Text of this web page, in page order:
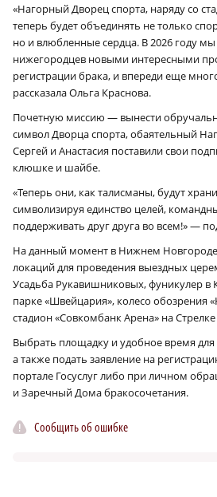
«Нагорный Дворец спорта, наряду со
теперь будет объединять не только
но и влюбленные сердца. В 2026 году
нижегородцев новыми интересными
регистрации брака, и впереди еще
рассказала Ольга Краснова.
Почетную миссию — вынести
символ Дворца спорта, обаятельный
Сергей и Анастасия поставили свои
клюшке и шайбе.
«Теперь они, как талисманы, будут
символизируя единство целей,
поддерживать друг друга во всем!» —
На данный момент в Нижнем
локаций для проведения выездных
Усадьба Рукавишниковых, фуникулер в
парке «Швейцария», колесо обозрения
стадион «Совкомбанк Арена» на
Выбрать площадку и удобное время
а также подать заявление на
портале Госуслуг либо при личном
и Заречный Дома бракосочетания.
Сообщить об ошибке